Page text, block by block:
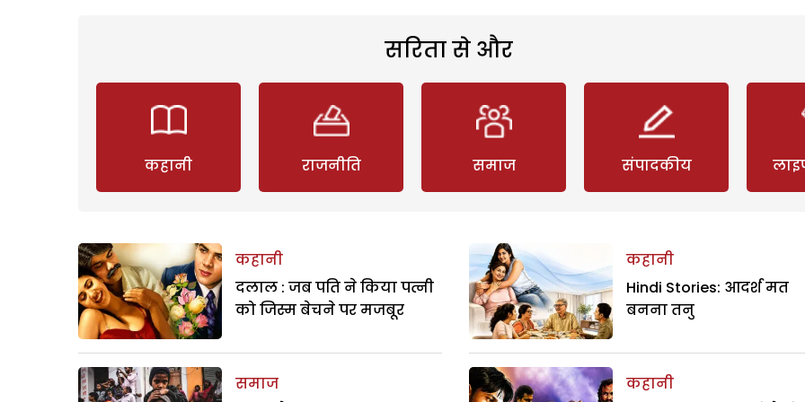
सरिता से और
कहानी राजनीति समाज संपादकीय
कहानी
दलाल : जब पति ने किया पत्नी
को जिस्म बेचने पर मजबूर
समाज
कहानी
Hindi Stories: आदर्श मत
बनना तनु
कहानी